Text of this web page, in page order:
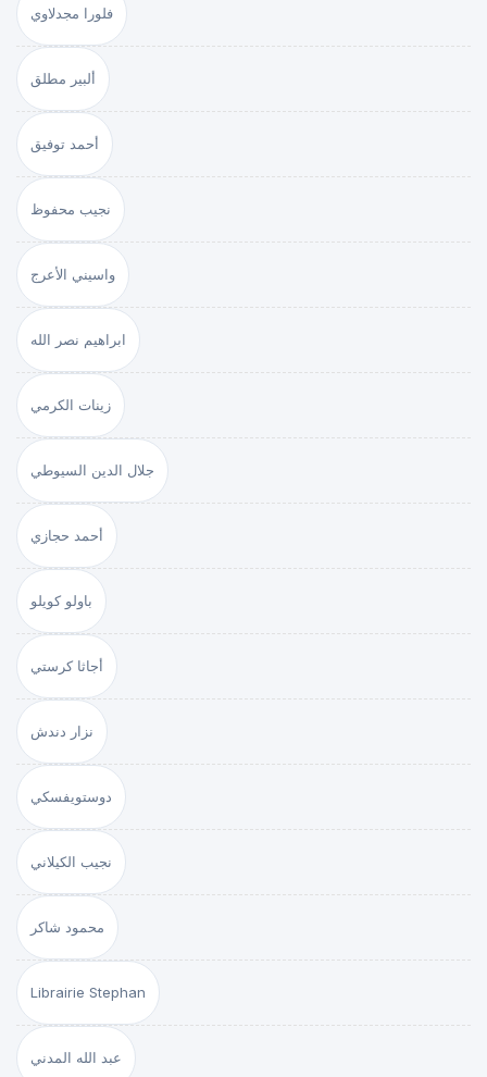
فلورا مجدلاوي
ألبير مطلق
أحمد توفيق
نجيب محفوظ
واسيني الأعرج
ابراهيم نصر الله
زينات الكرمي
جلال الدين السيوطي
أحمد حجازي
باولو كويلو
أجاثا كرستي
نزار دندش
دوستويفسكي
نجيب الكيلاني
محمود شاكر
Librairie Stephan
عبد الله المدني